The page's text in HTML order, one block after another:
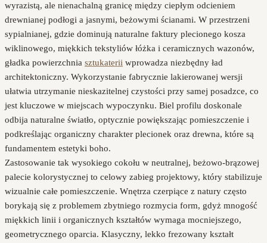
wyrazistą, ale nienachalną granicę między ciepłym odcieniem
drewnianej podłogi a jasnymi, beżowymi ścianami. W przestrzeni
sypialnianej, gdzie dominują naturalne faktury plecionego kosza
wiklinowego, miękkich tekstyliów łóżka i ceramicznych wazonów,
gładka powierzchnia sztukaterii wprowadza niezbędny ład
architektoniczny. Wykorzystanie fabrycznie lakierowanej wersji
ułatwia utrzymanie nieskazitelnej czystości przy samej posadzce, co
jest kluczowe w miejscach wypoczynku. Biel profilu doskonale
odbija naturalne światło, optycznie powiększając pomieszczenie i
podkreślając organiczny charakter plecionek oraz drewna, które są
fundamentem estetyki boho.
Zastosowanie tak wysokiego cokołu w neutralnej, beżowo-brązowej
palecie kolorystycznej to celowy zabieg projektowy, który stabilizuje
wizualnie całe pomieszczenie. Wnętrza czerpiące z natury często
borykają się z problemem zbytniego rozmycia form, gdyż mnogość
miękkich linii i organicznych kształtów wymaga mocniejszego,
geometrycznego oparcia. Klasyczny, lekko frezowany kształt